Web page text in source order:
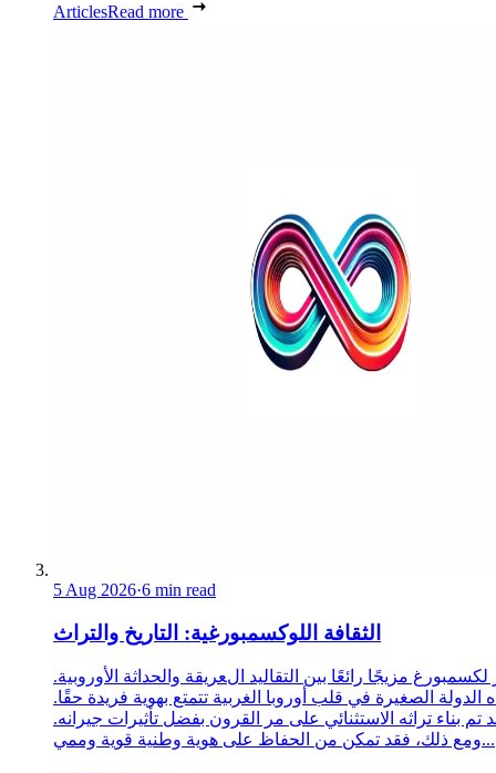
ArticlesRead more
5 Aug 2026·6 min read
الثقافة اللوكسمبورغية: التاريخ والتراث
لكسمبورغ مزيجًا رائعًا بين التقاليد العريقة والحداثة الأوروبية.
الدولة الصغيرة في قلب أوروبا الغربية تتمتع بهوية فريدة حقًا.
تم بناء تراثه الاستثنائي على مر القرون بفضل تأثيرات جيرانه.
ومع ذلك، فقد تمكن من الحفاظ على هوية وطنية قوية وممي...